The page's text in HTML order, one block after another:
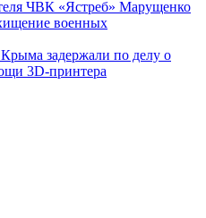
ЧВК «Ястреб» Марущенко
военных
задержали по делу о
3D‑принтера